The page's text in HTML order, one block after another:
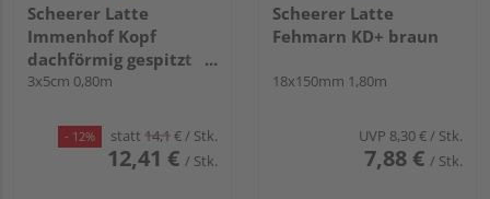
Scheerer Latte
Immenhof Kopf
dachförmig gespitzt
transparent lasiert -
3x5cm 0,80m
- 12% statt 14,1€/ Stk.
12,41 € / Stk.
Scheerer Latte
Fehmarn KD+ braun
18x150mm 1,80m
UVP 8,30 €/ Stk.
7,88 € / Stk.